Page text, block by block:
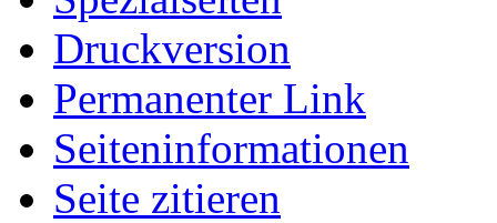
Druckversion
Permanenter Link
Seiten­informationen
Seite zitieren